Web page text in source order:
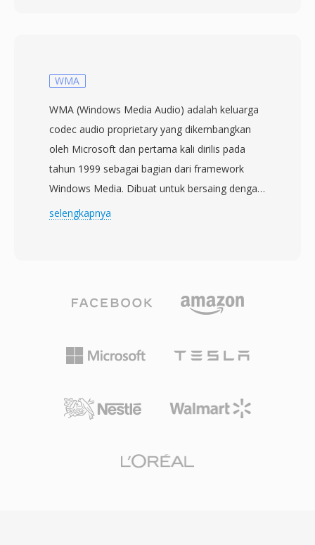
punggung arsitektur translasi codec Asterisk.
mentah — tanpa header, tanpa metadata,
tanpa framing — sehingga parameter harus
diketahui terlebih dahulu. Meskipun kurangnya
deskripsi diri ini mungkin terlihat membatasi, ini
sebenarnya merupakan keunggulan dalam
telepon di mana format sampel ditetapkan
tradisional, menangkap band suara penuh 300-
3400 Hz. Asterisk juga mendukung varian yang
wideband. File SLN tidak memerlukan decoding
menjadikannya ideal untuk mixing real-time,
konferensi, dan pemutaran prompt dalam
WMA
WMA (Windows Media Audio) adalah keluarga
codec audio proprietary yang dikembangkan
oleh Microsoft dan pertama kali dirilis pada
tahun 1999 sebagai bagian dari framework
Windows Media. Dibuat untuk bersaing dengan
MP3 dan AAC, WMA Standard menggunakan
biasanya dibutuhkan MP3 untuk hasil yang
hingga mencakup WMA Professional untuk
suara surround dan audio beresolusi tinggi,
perfect, dan WMA Voice yang dioptimalkan
Windows Media Player, dan ekosistem Zune
selengkapnya